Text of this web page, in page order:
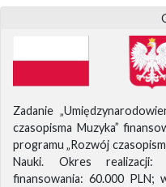
Zadanie
czasopisma Muzyka”
programu „Rozwój
Nauki. Okres realizacji:
finansowania: 60.000 PLN;